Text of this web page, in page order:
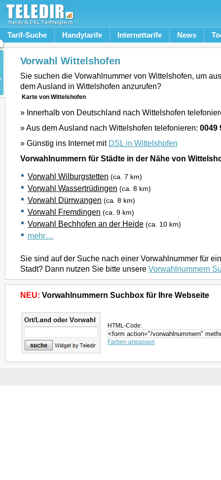
Tarif-Suche Handytarife Internettarife News
Vorwahl Wittelshofen
Sie suchen die Vorwahlnummer von Wittelshofen, um
dem Ausland in Wittelshofen anzurufen?
Karte von Wittelshofen
» Innerhalb von Deutschland nach Wittelshofen
» Aus dem Ausland nach Wittelshofen telefonieren: 0049
» Günstig ins Internet mit DSL in Wittelshofen
Vorwahlnummern für Städte in der Nähe von
Vorwahl Wilburgstetten (ca. 7 km)
Vorwahl Wassertrüdingen (ca. 8 km)
Vorwahl Dürrwangen (ca. 8 km)
Vorwahl Fremdingen (ca. 9 km)
Vorwahl Bechhofen an der Heide (ca. 10 km)
mehr…
Sie sind auf der Suche nach einer Vorwahlnummer für
Stadt? Dann nutzen Sie bitte unsere Vorwahlnummern
NEU: Vorwahlnummern Suchbox für Ihre Webseite
HTML-Code:
Farben anpassen